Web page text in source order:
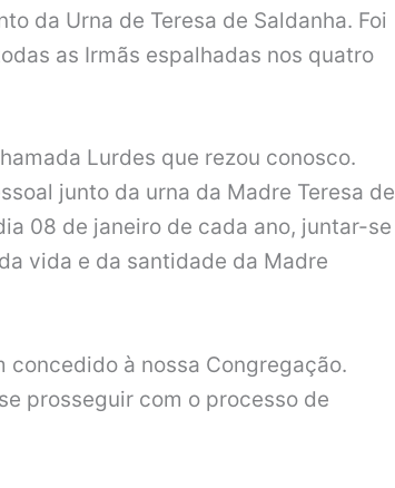
da Urna de Teresa de Saldanha. Foi
as Irmãs espalhadas nos quatro
Lurdes que rezou conosco.
junto da urna da Madre Teresa de
08 de janeiro de cada ano, juntar-se
vida e da santidade da Madre
concedido à nossa Congregação.
prosseguir com o processo de